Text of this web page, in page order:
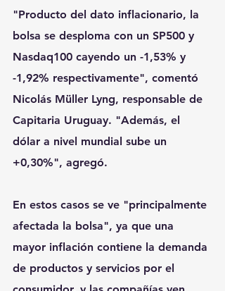
"Producto del dato inflacionario, la
bolsa se desploma con un SP500 y
Nasdaq100 cayendo un -1,53% y
-1,92% respectivamente", comentó
Nicolás Müller Lyng, responsable de
Capitaria Uruguay. "Además, el
dólar a nivel mundial sube un
+0,30%", agregó.
En estos casos se ve "principalmente
afectada la bolsa", ya que una
mayor inflación contiene la demanda
de productos y servicios por el